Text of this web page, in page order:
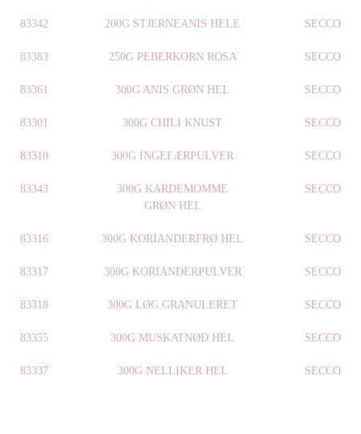
83342 200G STJERNEANIS HELE SECCO
83383 250G PEBERKORN ROSA SECCO
83361 300G ANIS GRØN HEL SECCO
83301 300G CHILI KNUST SECCO
83310 300G INGEFÆRPULVER SECCO
83343
300G KARDEMOMME
GRØN HEL
SECCO
83316 300G KORIANDERFRØ HEL SECCO
83317 300G KORIANDERPULVER SECCO
83318 300G LØG GRANULERET SECCO
83355 300G MUSKATNØD HEL SECCO
83337 300G NELLIKER HEL SECCO